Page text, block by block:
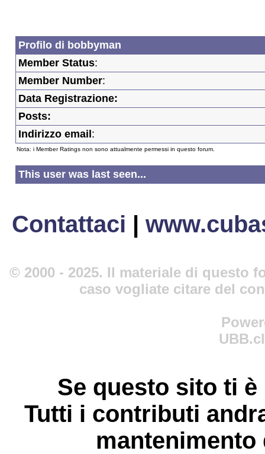
Profilo di bobbyman
Member Status:
Member Number:
Data Registrazione:
Posts:
Indirizzo email :
Nota: i Member Ratings non sono attualmente permessi in questo forum.
This user was last seen...
Contattaci |
© 2000 - 2025. Il materiale di questo
caso vogliate citare del
Se questo sito ti
Tutti i contributi